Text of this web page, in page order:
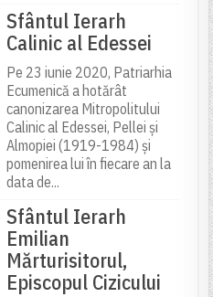
Sfântul Ierarh
Calinic al Edessei
Pe 23 iunie 2020, Patriarhia
Ecumenică a hotărât
canonizarea Mitropolitului
Calinic al Edessei, Pellei și
Almopiei (1919-1984) și
pomenirea lui în fiecare an la
data de...
Sfântul Ierarh
Emilian
Mărturisitorul,
Episcopul Cizicului